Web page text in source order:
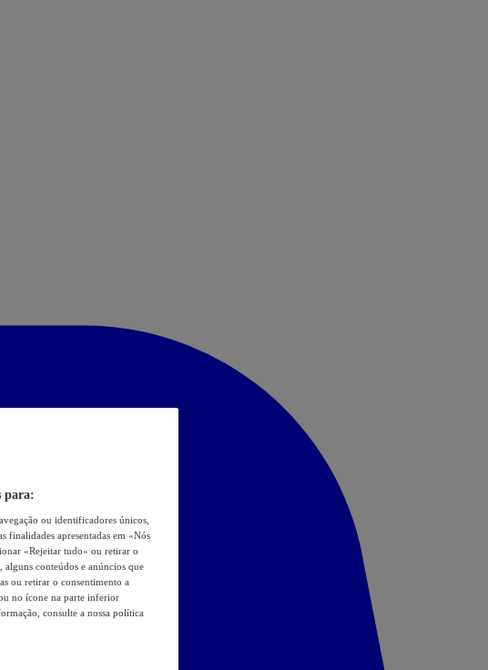
para:
ou identificadores únicos,
finalidades apresentadas em «Nós
«Rejeitar tudo» ou retirar o
alguns conteúdos e anúncios que
ou retirar o consentimento a
no ícone na parte inferior
consulte a nossa política